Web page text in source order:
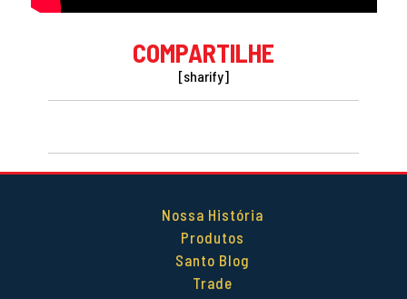
COMPARTILHE
[sharify]
Nossa História
Produtos
Santo Blog
Trade